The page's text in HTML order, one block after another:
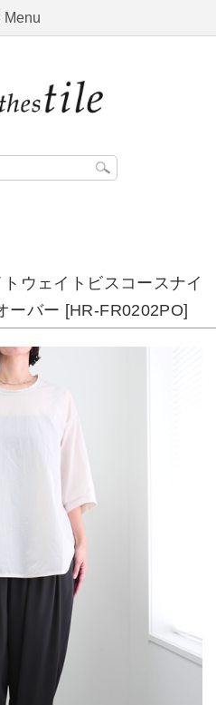
Menu
ウェイトビスコースナイ
ーバー [HR-FR0202PO]